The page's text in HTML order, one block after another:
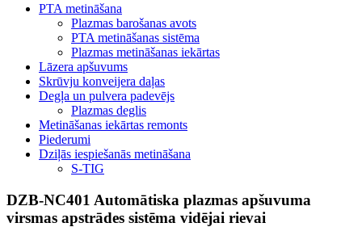
PTA metināšana
Plazmas barošanas avots
PTA metināšanas sistēma
Plazmas metināšanas iekārtas
Lāzera apšuvums
Skrūvju konveijera daļas
Degļa un pulvera padevējs
Plazmas deglis
Metināšanas iekārtas remonts
Piederumi
Dziļās iespiešanās metināšana
S-TIG
DZB-NC401 Automātiska plazmas apšuvuma
virsmas apstrādes sistēma vidējai rievai